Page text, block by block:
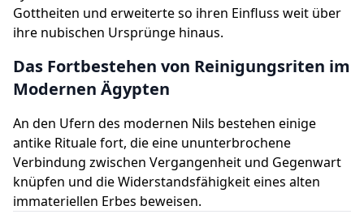
Gottheiten und erweiterte so ihren Einfluss weit über
ihre nubischen Ursprünge hinaus.
Das Fortbestehen von Reinigungsriten im
Modernen Ägypten
An den Ufern des modernen Nils bestehen einige
antike Rituale fort, die eine ununterbrochene
Verbindung zwischen Vergangenheit und Gegenwart
knüpfen und die Widerstandsfähigkeit eines alten
immateriellen Erbes beweisen.